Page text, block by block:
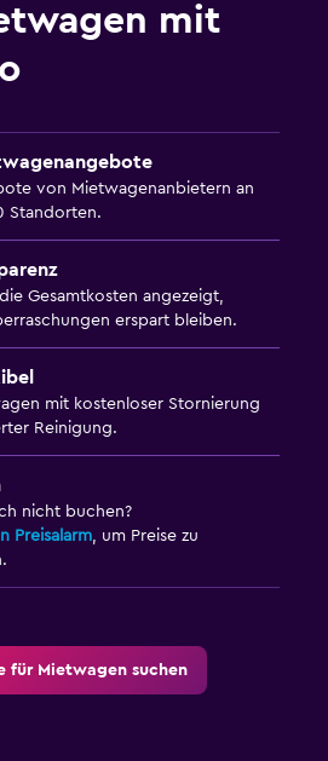
Reef
River Wine Region
mit
von Mietwagenanbietern an
Standorten.
Gesamtkosten angezeigt,
erspart bleiben.
mit kostenloser Stornierung
Reinigung.
nicht buchen?
Preisalarm, um Preise zu
für Mietwagen suchen